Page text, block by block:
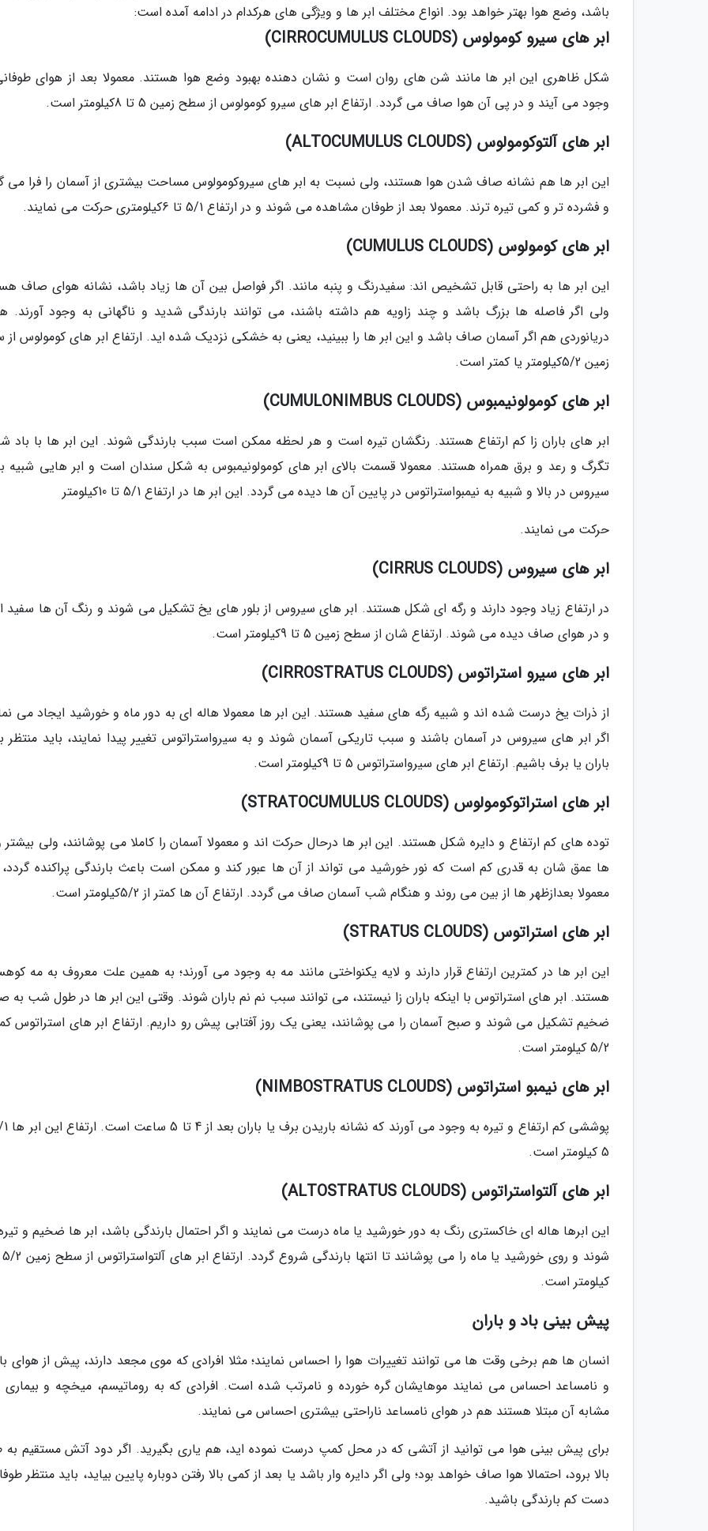
باشد، وضع هوا بهتر خواهد بود. انواع مختلف ابر ها و ویژگی های هرکدام در ادامه آمده است:
ابر های سیرو کومولوس (CIRROCUMULUS CLOUDS)
شکل ظاهری این ابر ها مانند شن های روان است و نشان دهنده بهبود وضع هوا هستند. معمولا بعد از هوای
وجود می آیند و در پی آن هوا صاف می گردد. ارتفاع ابر های سیرو کومولوس از سطح زمین 5 تا 8کیلومتر است.
ابر های آلتوکومولوس (ALTOCUMULUS CLOUDS)
این ابر ها هم نشانه صاف شدن هوا هستند، ولی نسبت به ابر های سیروکومولوس مساحت بیشتری از آسمان را فرا می
و فشرده تر و کمی تیره ترند. معمولا بعد از طوفان مشاهده می شوند و در ارتفاع 5/1 تا 6کیلومتری حرکت می نمایند.
ابر های کومولوس (CUMULUS CLOUDS)
این ابر ها به راحتی قابل تشخیص اند: سفیدرنگ و پنبه مانند. اگر فواصل بین آن ها زیاد باشد، نشانه هوای صاف
ولی اگر فاصله ها بزرگ باشد و چند زاویه هم داشته باشند، می توانند بارندگی شدید و ناگهانی به وجود آورند.
دریانوردی هم اگر آسمان صاف باشد و این ابر ها را ببینید، یعنی به خشکی نزدیک شده اید. ارتفاع ابر های کومولوس
زمین 5/2کیلومتر یا کمتر است.
ابر های کومولونیمبوس (CUMULONIMBUS CLOUDS)
ابر های باران زا کم ارتفاع هستند. رنگشان تیره است و هر لحظه ممکن است سبب بارندگی شوند. این ابر ها با باد
تگرگ و رعد و برق همراه هستند. معمولا قسمت بالای ابر های کومولونیمبوس به شکل سندان است و ابر هایی شبیه
سیروس در بالا و شبیه به نیمبواستراتوس در پایین آن ها دیده می گردد. این ابر ها در ارتفاع 5/1 تا 10کیلومتر
حرکت می نمایند.
ابر های سیروس (CIRRUS CLOUDS)
در ارتفاع زیاد وجود دارند و رگه ای شکل هستند. ابر های سیروس از بلور های یخ تشکیل می شوند و رنگ آن ها
و در هوای صاف دیده می شوند. ارتفاع شان از سطح زمین 5 تا 9کیلومتر است.
ابر های سیرو استراتوس (CIRROSTRATUS CLOUDS)
از ذرات یخ درست شده اند و شبیه رگه های سفید هستند. این ابر ها معمولا هاله ای به دور ماه و خورشید ایجاد می
اگر ابر های سیروس در آسمان باشند و سبب تاریکی آسمان شوند و به سیرواستراتوس تغییر پیدا نمایند، باید منتظر
باران یا برف باشیم. ارتفاع ابر های سیرواستراتوس 5 تا 9کیلومتر است.
ابر های استراتوکومولوس (STRATOCUMULUS CLOUDS)
توده های کم ارتفاع و دایره شکل هستند. این ابر ها درحال حرکت اند و معمولا آسمان را کاملا می پوشانند، ولی
ها عمق شان به قدری کم است که نور خورشید می تواند از آن ها عبور کند و ممکن است باعث بارندگی پراکنده
معمولا بعدازظهر ها از بین می روند و هنگام شب آسمان صاف می گردد. ارتفاع آن ها کمتر از 5/2کیلومتر است.
ابر های استراتوس (STRATUS CLOUDS)
این ابر ها در کمترین ارتفاع قرار دارند و لایه یکنواختی مانند مه به وجود می آورند؛ به همین علت معروف به مه
هستند. ابر های استراتوس با اینکه باران زا نیستند، می توانند سبب نم نم باران شوند. وقتی این ابر ها در طول شب به
ضخیم تشکیل می شوند و صبح آسمان را می پوشانند، یعنی یک روز آفتابی پیش رو داریم. ارتفاع ابر های استراتوس
5/2 کیلومتر است.
ابر های نیمبو استراتوس (NIMBOSTRATUS CLOUDS)
5 کیلومتر است.
ابر های آلتواستراتوس (ALTOSTRATUS CLOUDS)
این ابرها هاله ای خاکستری رنگ به دور خورشید یا ماه درست می نمایند و اگر احتمال بارندگی باشد، ابر ها ضخیم و
کیلومتر است.
پیش بینی باد و باران
انسان ها هم برخی وقت ها می توانند تغییرات هوا را احساس نمایند؛ مثلا افرادی که موی مجعد دارند، پیش از هوای
و نامساعد احساس می نمایند موهایشان گره خورده و نامرتب شده است. افرادی که به روماتیسم، میخچه و
مشابه آن مبتلا هستند هم در هوای نامساعد ناراحتی بیشتری احساس می نمایند.
برای پیش بینی هوا می توانید از آتشی که در محل کمپ درست نموده اید، هم یاری بگیرید. اگر دود آتش مستقیم
بالا برود، احتمالا هوا صاف خواهد بود؛ ولی اگر دایره وار باشد یا بعد از کمی بالا رفتن دوباره پایین بیاید، باید منتظر
دست کم بارندگی باشید.